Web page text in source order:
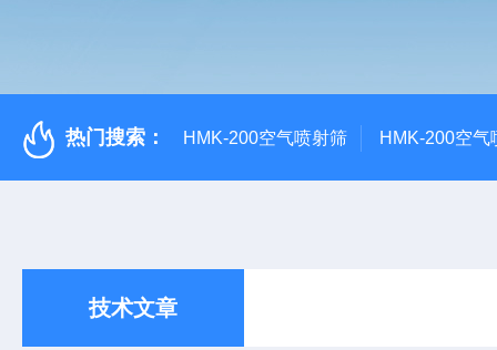
热门搜索： HMK-200空气喷射筛 HMK-200空气
技术文章